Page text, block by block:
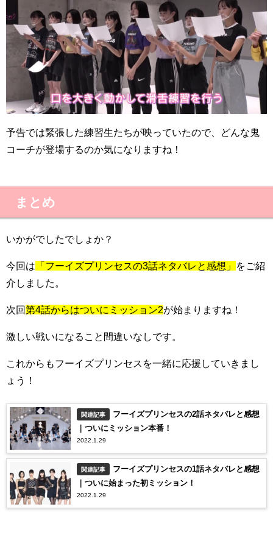
予告では緊張した練習生たちが映っていたので、どんな鬼
コーチが登場するのか気になりますね！
まとめ
いかがでしたでしょか？
今回は 「フーイズプリンセスの3話ネタバレと感想」
をご紹
介しました。
次回第4話からはついにミッション2が始まりますね！
激しい戦いになること間違いなしです。
これからもフーイズプリンセスを一緒に応援していきまし
ょう！
関連記事
フーイズプリンセスの2話ネタバレと感想
｜ついにミッション本番！
2022.1.29
関連記事
フーイズプリンセスの1話ネタバレと感想
｜ついに始まった初ミッション！
2022.1.29